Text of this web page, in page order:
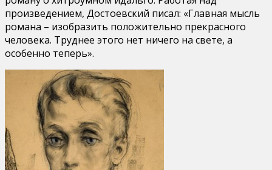
произведением, Достоевский писал: «Главная мысль
романа – изобразить положительно прекрасного
человека. Труднее этого нет ничего на свете, а
особенно теперь».